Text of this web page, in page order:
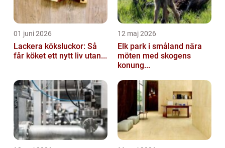
01 juni 2026
Lackera köksluckor: Så
får köket ett nytt liv utan...
12 maj 2026
Elk park i småland nära
möten med skogens
konung...